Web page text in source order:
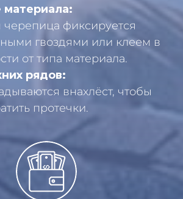
материала:
черепица фиксируется
гвоздями или клеем в
от типа материала.
рядов:
внахлёст, чтобы
протечки.